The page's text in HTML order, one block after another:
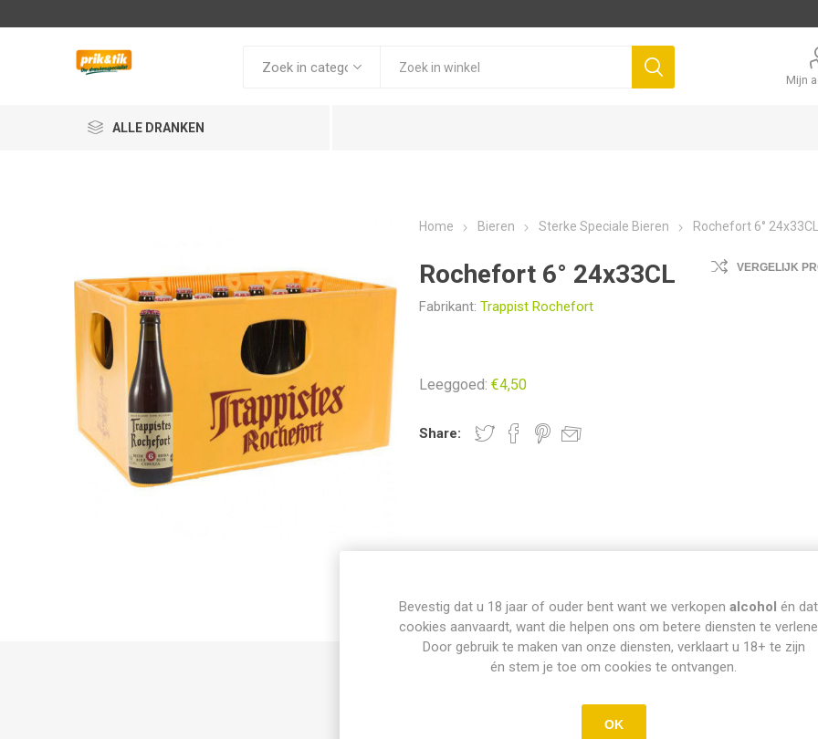
Mijn
ALLE DRANKEN
Home Bieren Sterke Speciale Bieren Rochefort 6° 24x33CL
Rochefort 6° 24x33CL
Fabrikant: Trappist Rochefort
VERGELIJK
Leeggoed:€4,50
Share:
INFO PICK-UP & LEVERING
Di t.e.m. Za: Vandaag besteld vóór 15u = vandaag af te halen vanaf 16u
Bevestig dat u 18 jaar of ouder bent want we verkopen alcohol én
cookies aanvaardt, want die helpen ons om betere diensten te
Door gebruik te maken van onze diensten, verklaart u 18+ te zijn
én stem je toe om cookies te ontvangen.
OK